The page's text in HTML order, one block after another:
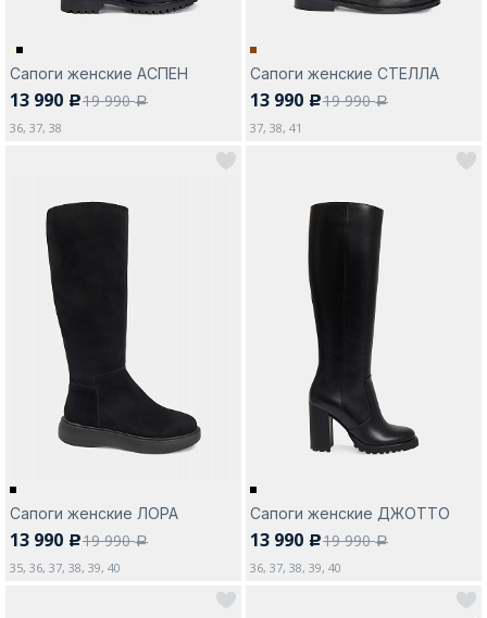
Сапоги женские АСПЕН
13 990 c19 990a
36, 37, 38
Сапоги женские СТЕЛЛА
13 990 c19 990a
37, 38, 41
Сапоги женские ЛОРА
13 990 c19 990a
35, 36, 37, 38, 39, 40
Сапоги женские ДЖОТТО
13 990 c19 990a
36, 37, 38, 39, 40